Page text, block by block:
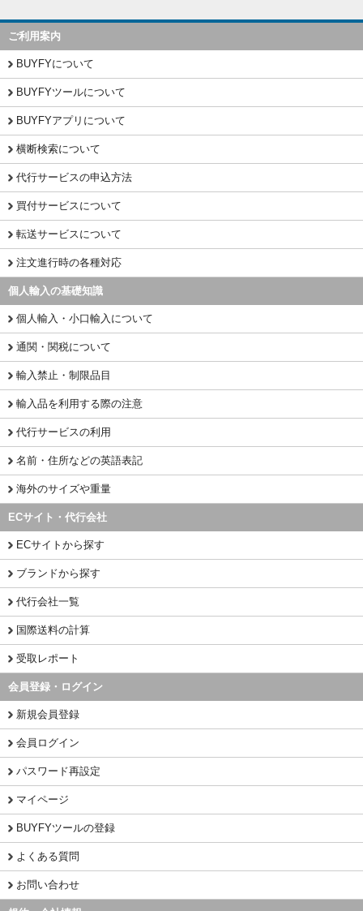
ご利用案内
BUYFYについて
BUYFYツールについて
BUYFYアプリについて
横断検索について
代行サービスの申込方法
買付サービスについて
転送サービスについて
注文進行時の各種対応
個人輸入の基礎知識
個人輸入・小口輸入について
通関・関税について
輸入禁止・制限品目
輸入品を利用する際の注意
代行サービスの利用
名前・住所などの英語表記
海外のサイズや重量
ECサイト・代行会社
ECサイトから探す
ブランドから探す
代行会社一覧
国際送料の計算
受取レポート
会員登録・ログイン
新規会員登録
会員ログイン
パスワード再設定
マイページ
BUYFYツールの登録
よくある質問
お問い合わせ